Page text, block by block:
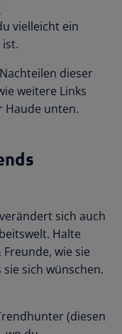
vielleicht ein
dieser
weitere Links
Haude unten.
sich auch
Halte
wie sie
sich wünschen.
(diesen